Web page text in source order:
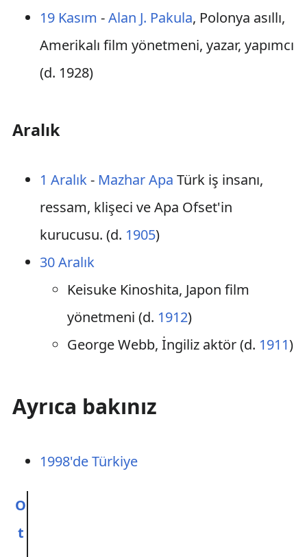
19 Kasım -Alan J. Pakula, Polonya asıllı,
Amerikalı film yönetmeni, yazar, yapımcı
(d. 1928)
Aralık
1 Aralık- Mazhar Apa Türk iş insanı,
ressam, klişeci ve Apa Ofset'in
kurucusu. (d. 1905)
30 Aralık
Keisuke Kinoshita, Japon film
yönetmeni (d. 1912)
George Webb, İngiliz aktör (d. 1911)
Ayrıca bakınız
1998'de Türkiye
O
t